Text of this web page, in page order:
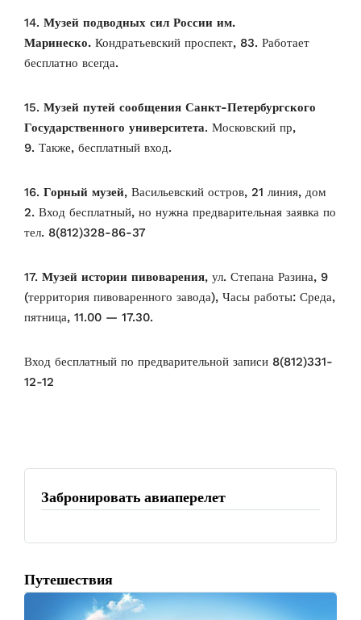
14. Музей подводных сил России им.
Маринеско. Кондратьевский проспект, 83. Работает
бесплатно всегда.
15. Музей путей сообщения Санкт-Петербургского
Государственного университета. Московский пр,
9. Также, бесплатный вход.
16. Горный музей, Васильевский остров, 21 линия, дом
2. Вход бесплатный, но нужна предварительная заявка по
тел. 8(812)328-86-37
17. Музей истории пивоварения, ул. Степана Разина, 9
(территория пивоваренного завода), Часы работы: Среда,
пятница, 11.00 — 17.30.
Вход бесплатный по предварительной записи 8(812)331-
12-12
Забронировать авиаперелет
Путешествия